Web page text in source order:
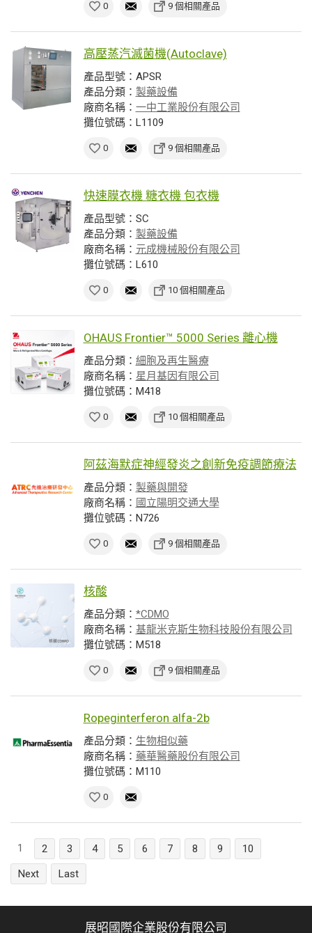
0 9 個相關產品
高壓蒸汽滅菌機(Autoclave)
產品型號：APSR
產品分類： 製藥設備
廠商名稱： 一中工業股份有限公司
攤位號碼：L1109
0 9 個相關產品
快速膜衣機 糖衣機 包衣機
產品型號：SC
產品分類： 製藥設備
廠商名稱： 元成機械股份有限公司
攤位號碼：L610
0 10 個相關產品
OHAUS Frontier™ 5000 Series 離心機
產品分類： 細胞及再生醫療
廠商名稱： 星月基因有限公司
攤位號碼：M418
0 10 個相關產品
阿茲海默症神經發炎之創新免疫調節療法
產品分類： 製藥與開發
廠商名稱： 國立陽明交通大學
攤位號碼：N726
0 9 個相關產品
核酸
產品分類： *CDMO
廠商名稱： 基龍米克斯生物科技股份有限公司
攤位號碼：M518
0 9 個相關產品
Ropeginterferon alfa-2b
產品分類： 生物相似藥
廠商名稱： 藥華醫藥股份有限公司
攤位號碼：M110
0
1 2 3 4 5 6 7 8 9
10
Next
Last
展昭國際企業股份有限公司